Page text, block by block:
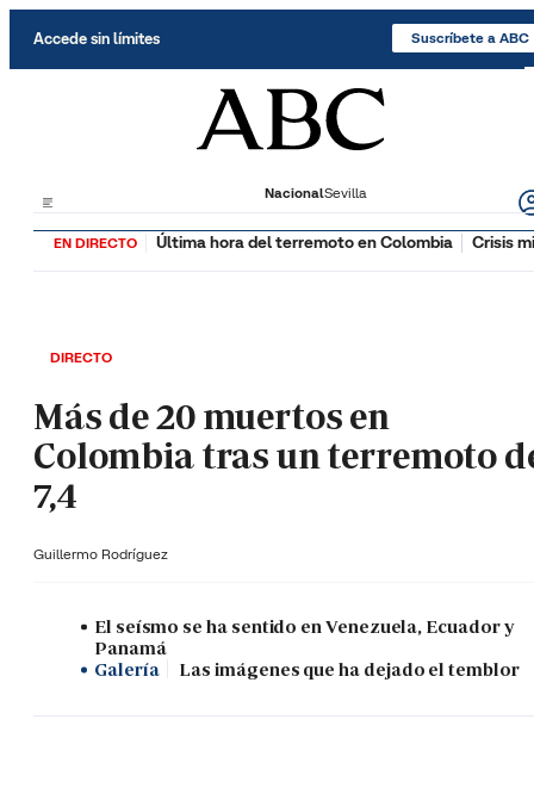
Accede sin límites Suscríbete a ABC
NacionalSevilla
EN DIRECTO Última hora del terremoto en Colombia Crisis
DIRECTO
Más de 20 muertos en
Colombia tras un terremoto
7,4
Guillermo Rodríguez
El seísmo se ha sentido en Venezuela, Ecuador y
Panamá
Galería
Las imágenes que ha dejado el temblor